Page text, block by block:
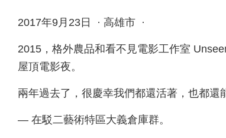
2017年9月23日 · 高雄市 ·
2015，格外農品和看不見電影工作室
屋頂電影夜。
兩年過去了，很慶幸我們都還活著，也都還
— 在駁二藝術特區大義倉庫群。